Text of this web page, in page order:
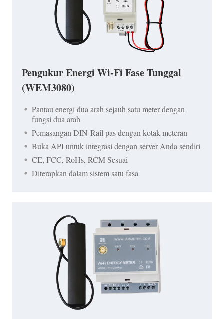
Pengukur Energi Wi-Fi Fase Tunggal
(WEM3080)
Pantau energi dua arah sejauh satu meter dengan
fungsi dua arah
Pemasangan DIN-Rail pas dengan kotak meteran
Buka API untuk integrasi dengan server Anda sendiri
CE, FCC, RoHs, RCM Sesuai
Diterapkan dalam sistem satu fasa